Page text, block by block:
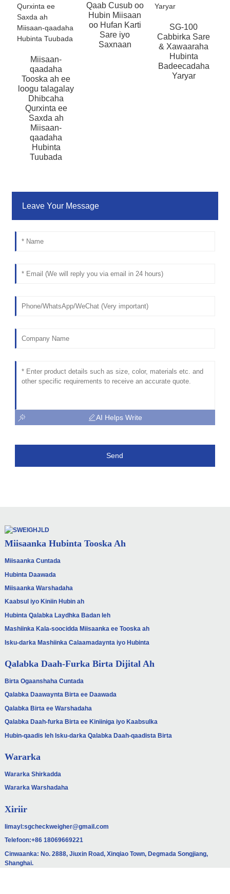
Miisaan-
qaadaha
Tooska ah ee
loogu talagalay
Dhibcaha
Qurxinta ee
Saxda ah
Miisaan-
qaadaha
Hubinta
Tuubada
Qaab Cusub oo
Hubin Miisaan
oo Hufan Karti
Sare iyo
Saxnaan
SG-100
Cabbirka Sare
& Xawaaraha
Hubinta
Badeecadaha
Yaryar
Leave Your Message
AI Helps Write
Send
Miisaanka Hubinta Tooska Ah
Miisaanka Cuntada
Hubinta Daawada
Miisaanka Warshadaha
Kaabsul iyo Kiniin Hubin ah
Hubinta Qalabka Laydhka Badan leh
Mashiinka Kala-soocidda Miisaanka ee Tooska ah
Isku-darka Mashiinka Calaamadaynta iyo Hubinta
Qalabka Daah-Furka Birta Dijital Ah
Birta Ogaanshaha Cuntada
Qalabka Daawaynta Birta ee Daawada
Qalabka Birta ee Warshadaha
Qalabka Daah-furka Birta ee Kiniiniga iyo Kaabsulka
Hubin-qaadis leh Isku-darka Qalabka Daah-qaadista Birta
Wararka
Wararka Shirkadda
Wararka Warshadaha
Xiriir
Iimayl:sgcheckweigher@gmail.com
Telefoon:+86 18069669221
Cinwaanka: No. 2888, Jiuxin Road, Xinqiao Town, Degmada Songjiang,
Shanghai.